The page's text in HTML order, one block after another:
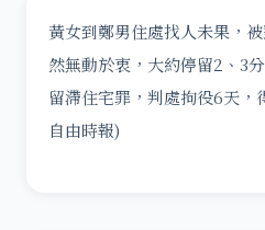
黃女到鄭男住處找人未果，
然無動於衷，大約停留2、3
留滯住宅罪，判處拘役6天，
自由時報)